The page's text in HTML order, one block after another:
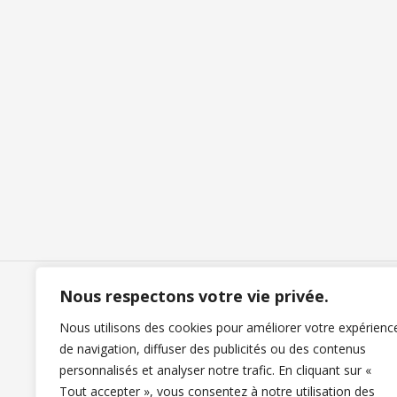
Nous respectons votre vie privée.
Nous utilisons des cookies pour améliorer votre
de navigation, diffuser des publicités ou des contenus
personnalisés et analyser notre trafic. En cliquant sur «
Tout accepter », vous consentez à notre utilisation des
Nous contacter